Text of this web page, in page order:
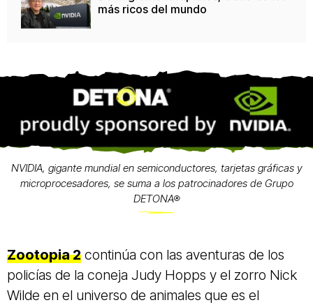
más ricos del mundo
NVIDIA, gigante mundial en semiconductores, tarjetas gráficas y
microprocesadores, se suma a los patrocinadores de Grupo
DETONA®
Zootopia 2 continúa con las aventuras de los
policías de la coneja Judy Hopps y el zorro Nick
Wilde en el universo de animales que es el